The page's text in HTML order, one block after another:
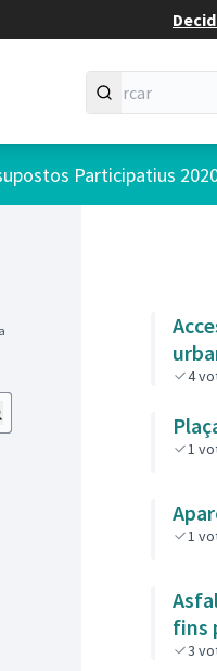
Participatius
4
1
1
fins
3